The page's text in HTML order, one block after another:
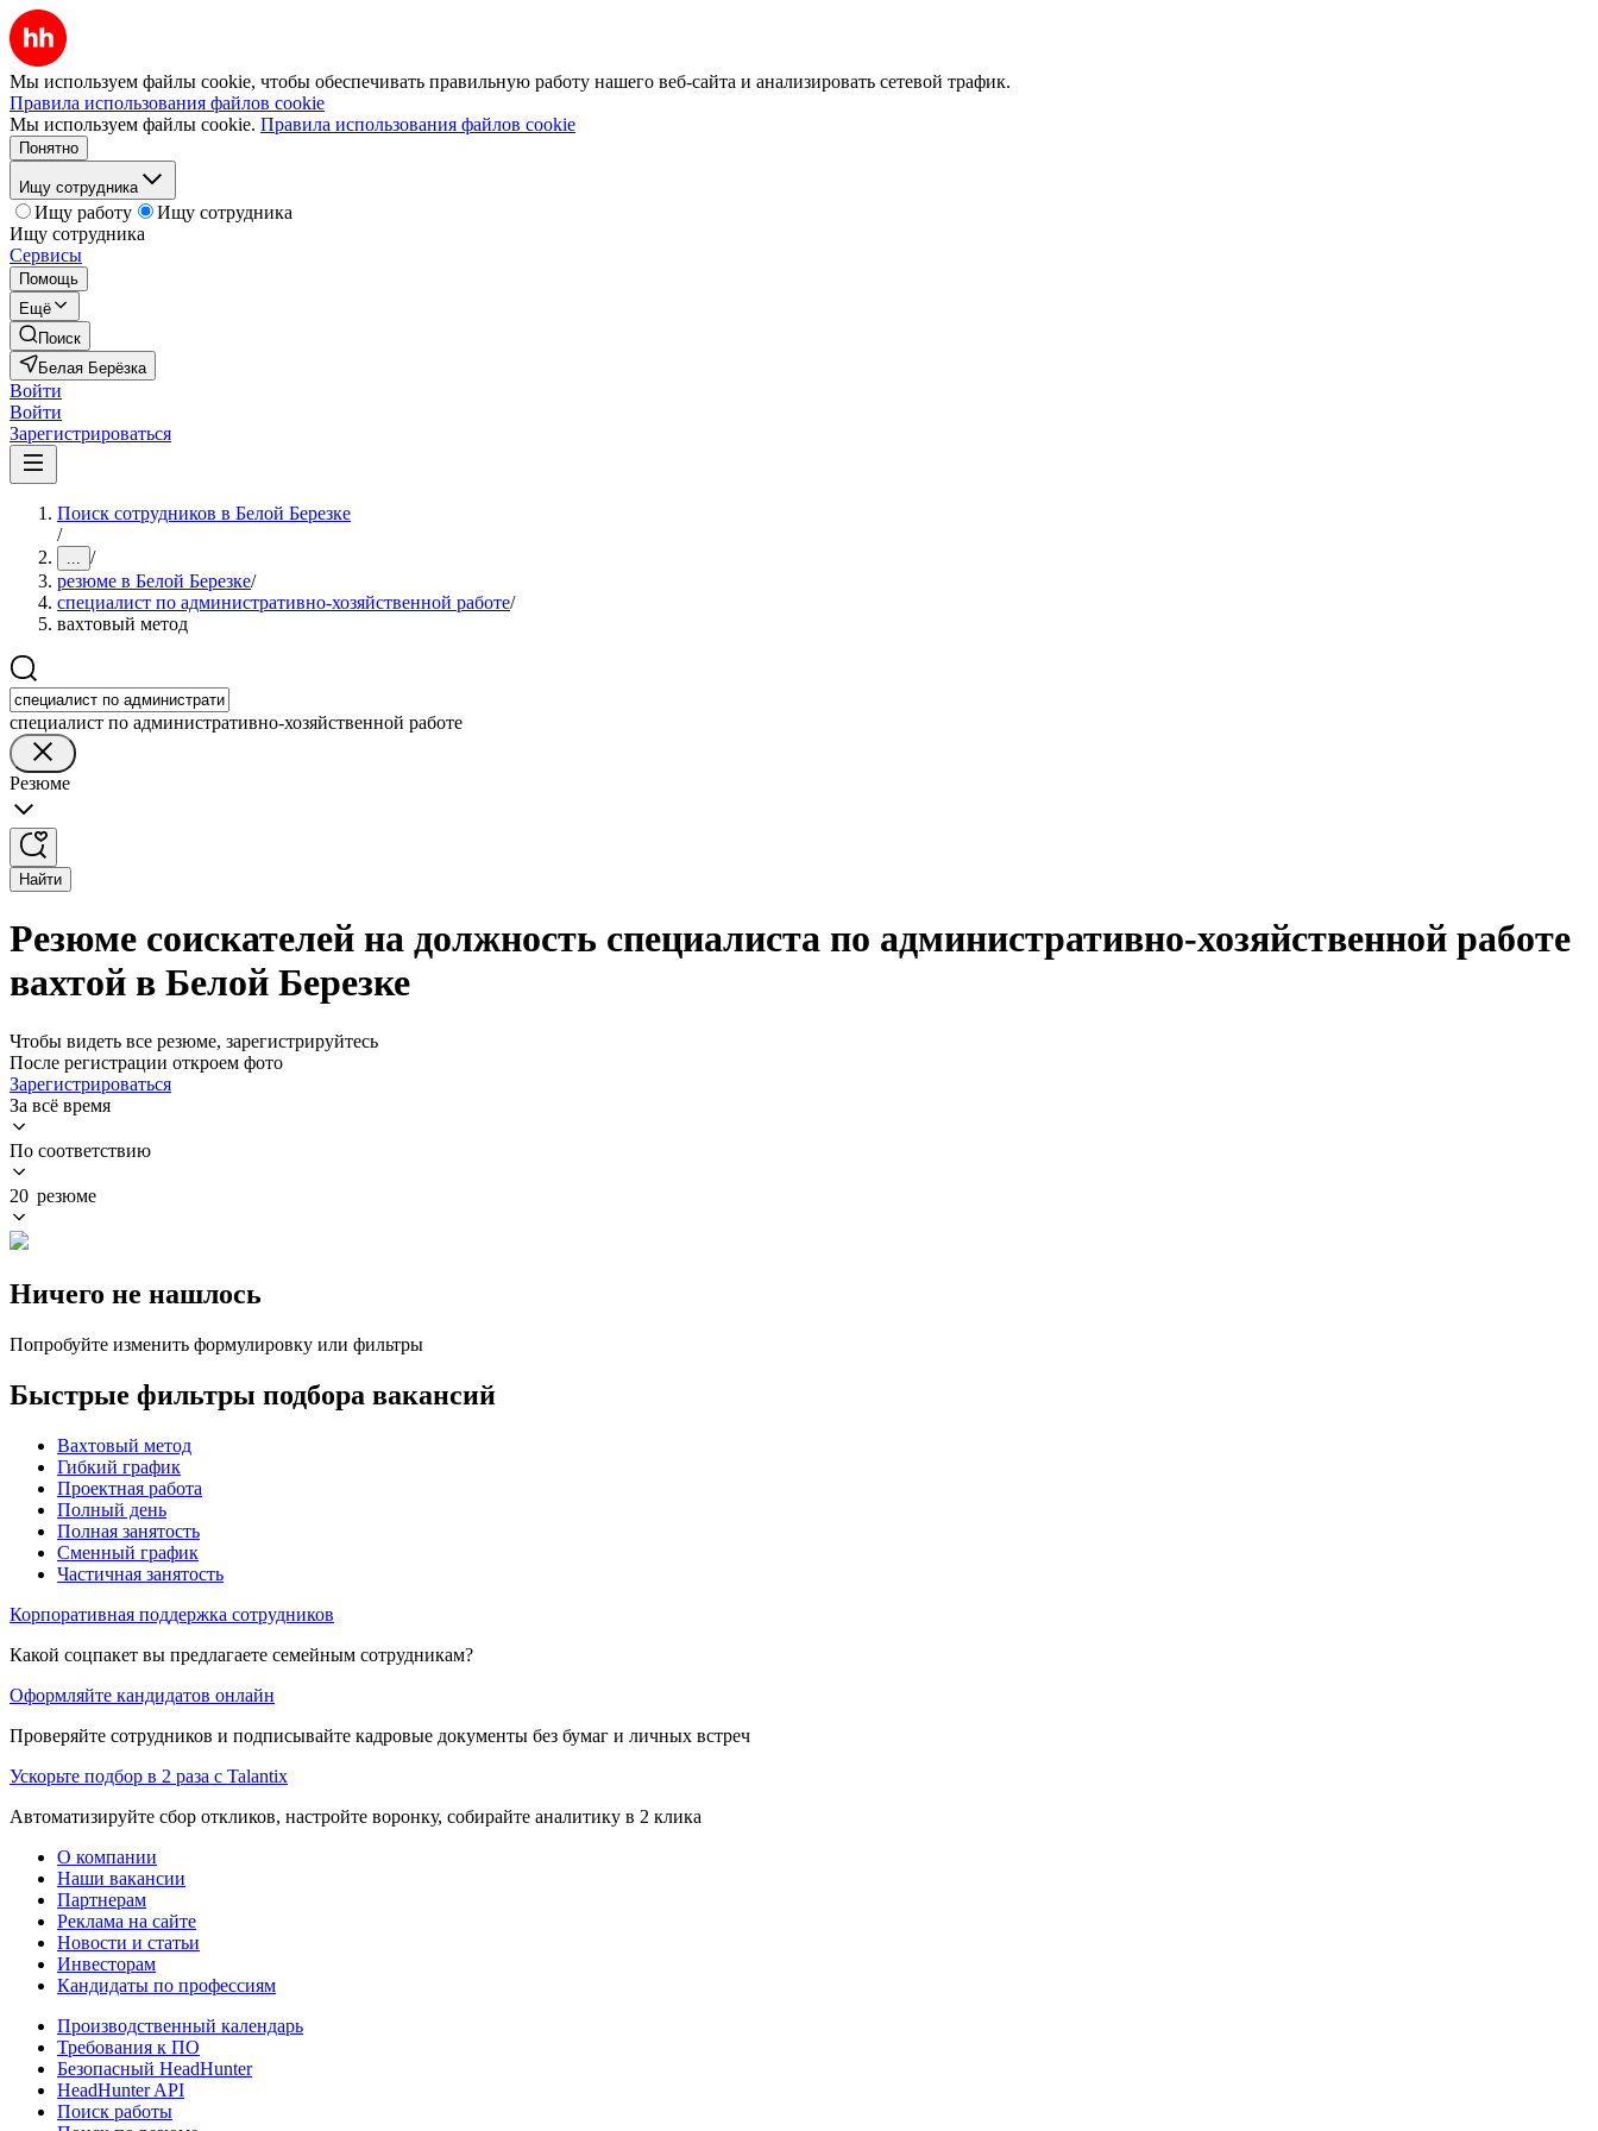
Мы используем файлы cookie, чтобы обеспечивать правильную работу нашего веб-сайта и анализировать сетевой трафик.
Правила использования файлов cookie
Мы используем файлы cookie. Правила использования файлов cookie
Понятно
Ищу сотрудника
Ищу работу
Ищу сотрудника
Ищу сотрудника
Сервисы
Помощь
Ещё
Поиск
Белая Берёзка
Войти
Войти
Зарегистрироваться
Поиск сотрудников в Белой Березке
/
... /
резюме в Белой Березке/
специалист по административно-хозяйственной работе/
вахтовый метод
специалист по административно-хозяйственной работе
Резюме
Найти
Резюме соискателей на должность специалиста по административно-хозяйственной работе
вахтой в Белой Березке
Чтобы видеть все резюме, зарегистрируйтесь
После регистрации откроем фото
Зарегистрироваться
За всё время
По соответствию
20 резюме
Ничего не нашлось
Попробуйте изменить формулировку или фильтры
Быстрые фильтры подбора вакансий
Вахтовый метод
Гибкий график
Проектная работа
Полный день
Полная занятость
Сменный график
Частичная занятость
Корпоративная поддержка сотрудников
Какой соцпакет вы предлагаете семейным сотрудникам?
Оформляйте кандидатов онлайн
Проверяйте сотрудников и подписывайте кадровые документы без бумаг и личных встреч
Ускорьте подбор в 2 раза с Talantix
Автоматизируйте сбор откликов, настройте воронку, собирайте аналитику в 2 клика
О компании
Наши вакансии
Партнерам
Реклама на сайте
Новости и статьи
Инвесторам
Кандидаты по профессиям
Производственный календарь
Требования к ПО
Безопасный HeadHunter
HeadHunter API
Поиск работы